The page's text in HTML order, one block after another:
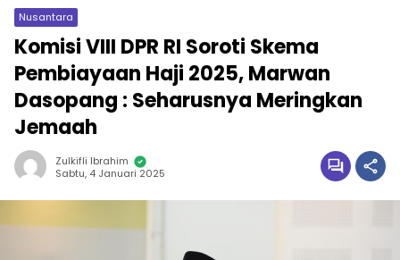
Nusantara
Komisi VIII DPR RI Soroti Skema
Pembiayaan Haji 2025, Marwan
Dasopang : Seharusnya Meringkan
Jemaah
Zulkifli Ibrahim
Sabtu, 4 Januari 2025